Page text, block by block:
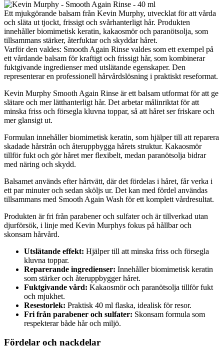
Ett mjukgörande balsam från Kevin Murphy, utvecklat för att vårda
och släta ut tjockt, frissigt och svårhanterligt hår. Produkten
innehåller biomimetisk keratin, kakaosmör och paranötsolja, som
tillsammans stärker, återfuktar och skyddar håret.
Varför den valdes: Smooth Again Rinse valdes som ett exempel på
ett vårdande balsam för kraftigt och frissigt hår, som kombinerar
fuktgivande ingredienser med utslätande egenskaper. Den
representerar en professionell hårvårdslösning i praktiskt reseformat.
Kevin Murphy Smooth Again Rinse är ett balsam utformat för att ge
slätare och mer lätthanterligt hår. Det arbetar målinriktat för att
minska friss och försegla kluvna toppar, så att håret ser friskare och
mer glansigt ut.
Formulan innehåller biomimetisk keratin, som hjälper till att reparera
skadade hårstrån och återuppbygga hårets struktur. Kakaosmör
tillför fukt och gör håret mer flexibelt, medan paranötsolja bidrar
med näring och skydd.
Balsamet används efter hårtvätt, där det fördelas i håret, får verka i
ett par minuter och sedan sköljs ur. Det kan med fördel användas
tillsammans med Smooth Again Wash för ett komplett vårdresultat.
Produkten är fri från parabener och sulfater och är tillverkad utan
djurförsök, i linje med Kevin Murphys fokus på hållbar och
skonsam hårvård.
Utslätande effekt: Hjälper till att minska friss och försegla
kluvna toppar.
Reparerande ingredienser: Innehåller biomimetisk keratin
som stärker och återuppbygger håret.
Fuktgivande vård: Kakaosmör och paranötsolja tillför fukt
och mjukhet.
Resestorlek: Praktisk 40 ml flaska, idealisk för resor.
Fri från parabener och sulfater: Skonsam formula som
respekterar både hår och miljö.
Fördelar och nackdelar